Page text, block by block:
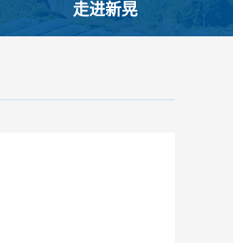
走进新晃